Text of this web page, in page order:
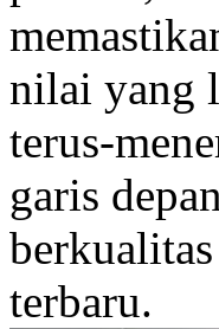
nilai yang
terus-
garis
terbaru.